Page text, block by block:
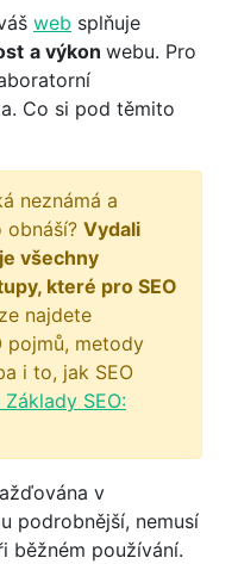
web splňuje
a výkon webu. Pro
Co si pod těmito
neznámá a
Vydali
všechny
které pro SEO
najdete
pojmů, metody
i to, jak SEO
SEO:
v
podrobnější, nemusí
běžném používání.